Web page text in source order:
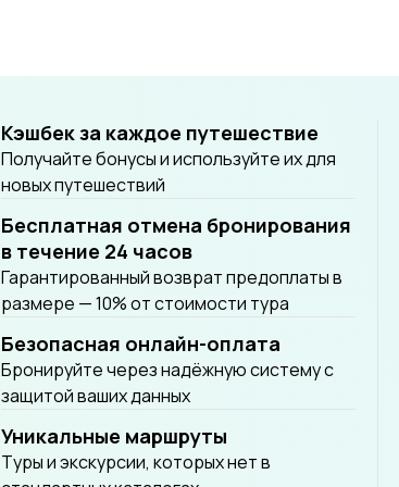
Кэшбек за каждое путешествие
Получайте бонусы и используйте их для
новых путешествий
Бесплатная отмена бронирования
в течение 24 часов
Гарантированный возврат предоплаты в
размере — 10% от стоимости тура
Безопасная онлайн-оплата
Бронируйте через надёжную систему с
защитой ваших данных
Уникальные маршруты
Tуры и экскурсии, которых нет в